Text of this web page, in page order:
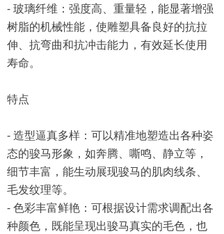
- 玻璃纤维：强度高、重量轻，能显著增强
树脂的机械性能，使雕塑具备良好的抗拉
伸、抗弯曲和抗冲击能力，有效延长使用
寿命。
特点
- 造型逼真多样：可以精准地塑造出各种姿
态的骏马形象，如奔腾、嘶鸣、静立等，
细节丰富，能生动展现骏马的肌肉线条、
毛发纹理等。
- 色彩丰富鲜艳：可根据设计需求调配出各
种颜色，既能呈现出骏马真实的毛色，也